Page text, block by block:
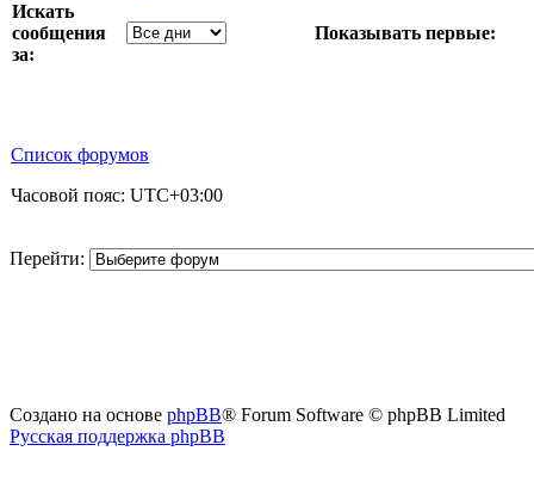
Искать
сообщения
за:
Показывать первые:
Список форумов
Часовой пояс: UTC+03:00
Перейти:
Создано на основе phpBB® Forum Software © phpBB Limited
Русская поддержка phpBB